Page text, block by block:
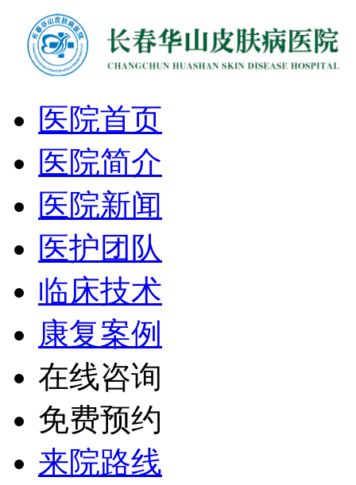
医院首页
医院简介
医院新闻
医护团队
临床技术
康复案例
在线咨询
免费预约
来院路线